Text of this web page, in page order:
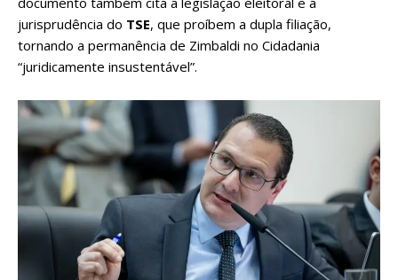
jurisprudência do TSE, que proíbem a dupla filiação,
tornando a permanência de Zimbaldi no Cidadania
“juridicamente insustentável”.